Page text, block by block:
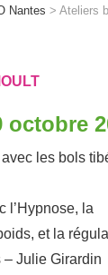
Nantes > Ateliers
octobre
les bols
l’Hypnose, la
et la
– Julie Girardin